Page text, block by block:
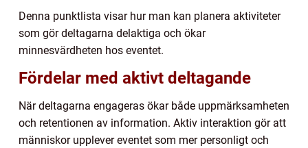
Denna punktlista visar hur man kan planera aktiviteter
som gör deltagarna delaktiga och ökar
minnesvärdheten hos eventet.
Fördelar med aktivt deltagande
När deltagarna engageras ökar både uppmärksamheten
och retentionen av information. Aktiv interaktion gör att
människor upplever eventet som mer personligt och